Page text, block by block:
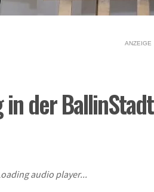
ANZEIGE
der BallinStadt
audio player...